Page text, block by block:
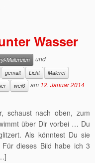
Wasser
Malereien
und
gemalt Licht
Malerei
weiß am 12. Januar 2014
schaust nach oben, zum
über Dir vorbei … Du
Als könntest Du sie
dieses Bild habe ich 3